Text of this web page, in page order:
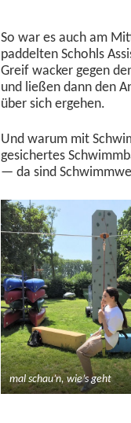
So war es auch am
pad­del­ten Schohls
Greif wack­er gegen
und ließen dann den
über sich ergehen.
Und warum mit
gesichertes
— da sind
mal schau’n, wie’s geht